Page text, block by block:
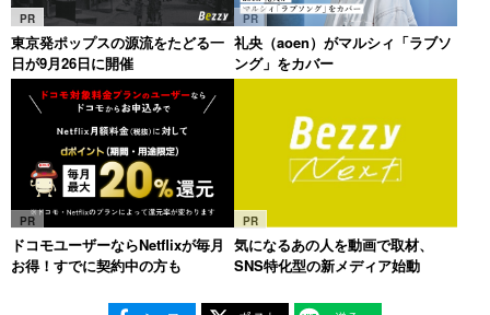
PR
東京発ポップスの源流をたどる一
日が9月26日に開催
PR
礼央（aoen）がマルシィ「ラブソ
ング」をカバー
PR
ドコモユーザーならNetflixが毎月
お得！すでに契約中の方も
PR
気になるあの人を動画で取材、
SNS特化型の新メディア始動